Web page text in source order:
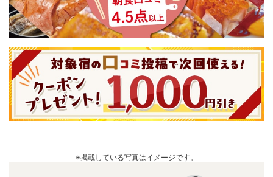
※掲載している写真はイメージです。